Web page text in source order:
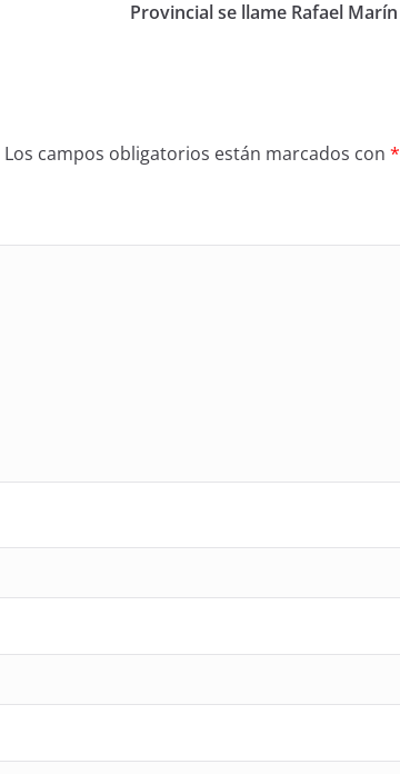
Provincial se llame Rafael Marín
Los campos obligatorios están marcados con *